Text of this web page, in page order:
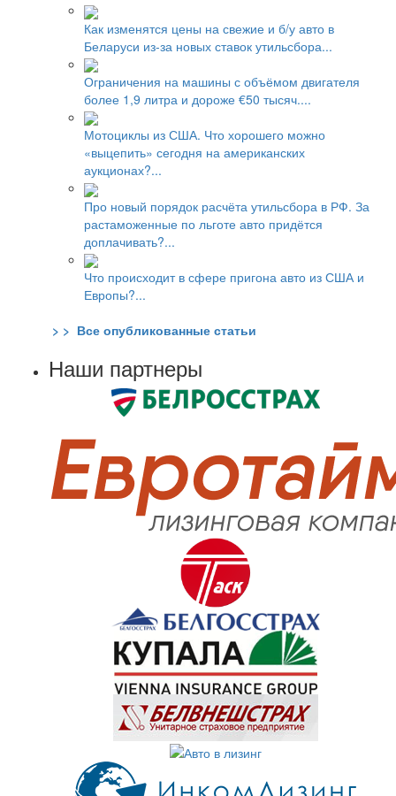
Как изменятся цены на свежие и б/у авто в
Беларуси из-за новых ставок утильсбора...
Ограничения на машины с объёмом двигателя
более 1,9 литра и дороже €50 тысяч....
Мотоциклы из США. Что хорошего можно
«выцепить» сегодня на американских
аукционах?...
Про новый порядок расчёта утильсбора в РФ. За
растаможенные по льготе авто придётся
доплачивать?...
Что происходит в сфере пригона авто из США и
Европы?...
> > Все опубликованные статьи
Наши партнеры